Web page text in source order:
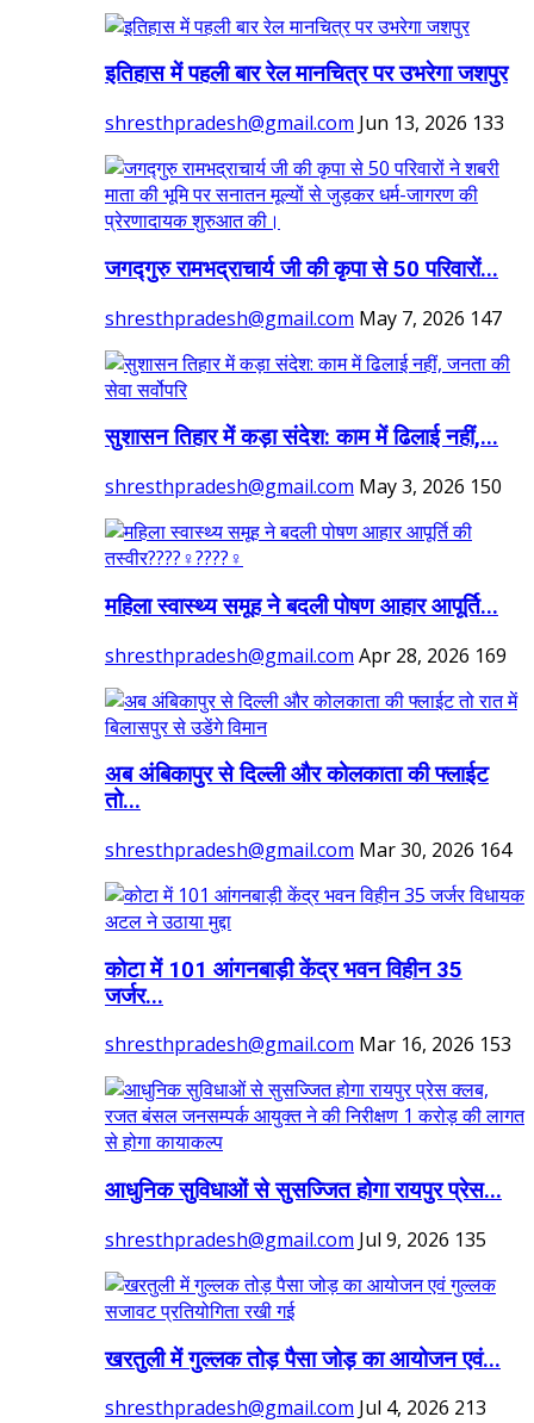
इतिहास में पहली बार रेल मानचित्र पर उभरेगा जशपुर
shresthpradesh@gmail.com Jun 13, 2026 133
जगद्गुरु रामभद्राचार्य जी की कृपा से 50 परिवारों...
shresthpradesh@gmail.com May 7, 2026 147
सुशासन तिहार में कड़ा संदेश: काम में ढिलाई नहीं,...
shresthpradesh@gmail.com May 3, 2026 150
महिला स्वास्थ्य समूह ने बदली पोषण आहार आपूर्ति...
shresthpradesh@gmail.com Apr 28, 2026 169
अब अंबिकापुर से दिल्ली और कोलकाता की फ्लाईट
तो...
shresthpradesh@gmail.com Mar 30, 2026 164
कोटा में 101 आंगनबाड़ी केंद्र भवन विहीन 35
जर्जर...
shresthpradesh@gmail.com Mar 16, 2026 153
आधुनिक सुविधाओं से सुसज्जित होगा रायपुर प्रेस...
shresthpradesh@gmail.com Jul 9, 2026 135
खरतुली में गुल्लक तोड़ पैसा जोड़ का आयोजन एवं...
shresthpradesh@gmail.com Jul 4, 2026 213